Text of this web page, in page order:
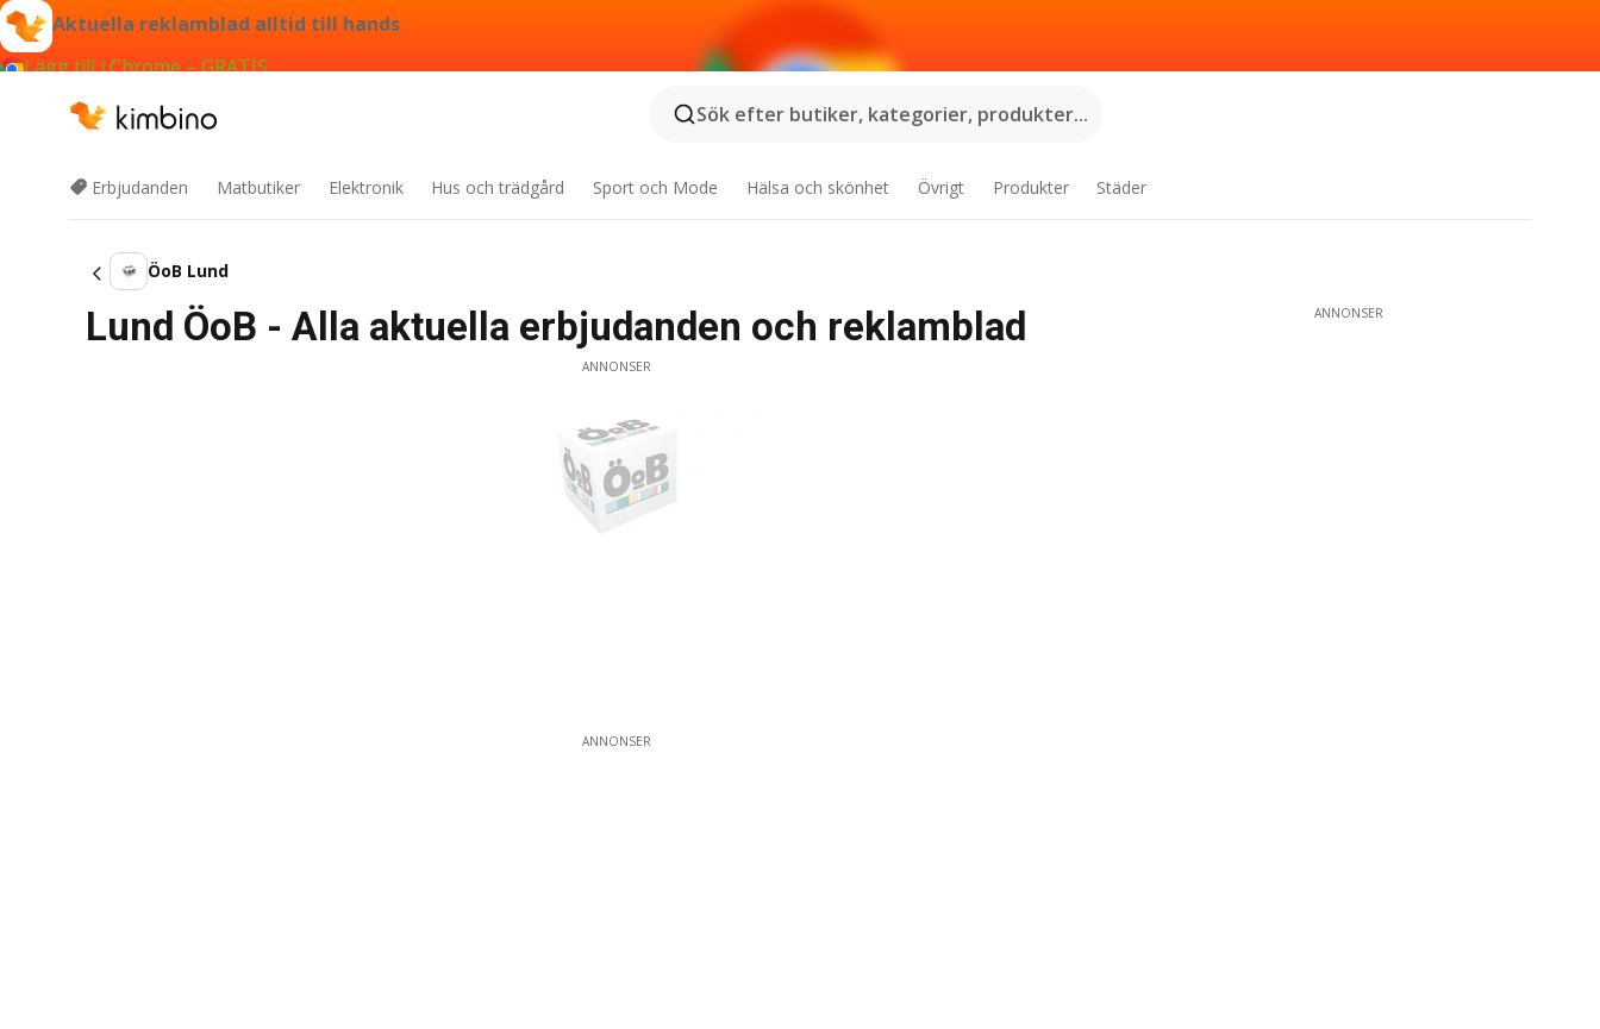
Aktuella reklamblad alltid till hands
Lägg till i Chrome – GRATIS
Sök efter butiker, kategorier, produkter...
Erbjudanden Matbutiker Elektronik Hus och trädgård Sport och Mode Hälsa och skönhet Övrigt Produkter Städer
ÖoB Lund
Lund ÖoB - Alla aktuella erbjudanden och reklamblad
ANNONSER
ANNONSER
ANNONSER